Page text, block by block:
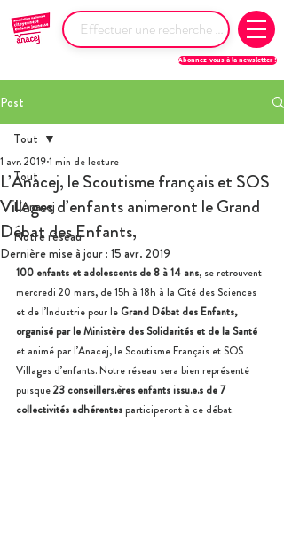
Abonnez-vous à la newsletter !
Post
Tout
L'Anacej
Notre réseau
Tout
L’Anacej, le Scoutisme français et SOS
Villages d’enfants animeront le Grand
Débat des Enfants,
1 avr. 20191 min de lecture
Dernière mise à jour : 15 avr. 2019
100 enfants et adolescents de 8 à 14 ans, se retrouvent
mercredi 20 mars, de 15h à 18h à la Cité des Sciences
et de l’Industrie pour le Grand Débat des Enfants,
organisé par le Ministère des Solidarités et de la Santé
et animé par l’Anacej, le Scoutisme Français et SOS
Villages d’enfants. Notre réseau sera bien représenté
puisque 23 conseillers.ères enfants issu.e.s de 7
collectivités adhérentes participeront à ce débat.